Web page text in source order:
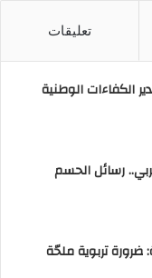
تعليقات
الكفاءات الوطنية
رسائل الحسم
ضرورة تربوية ملحّة